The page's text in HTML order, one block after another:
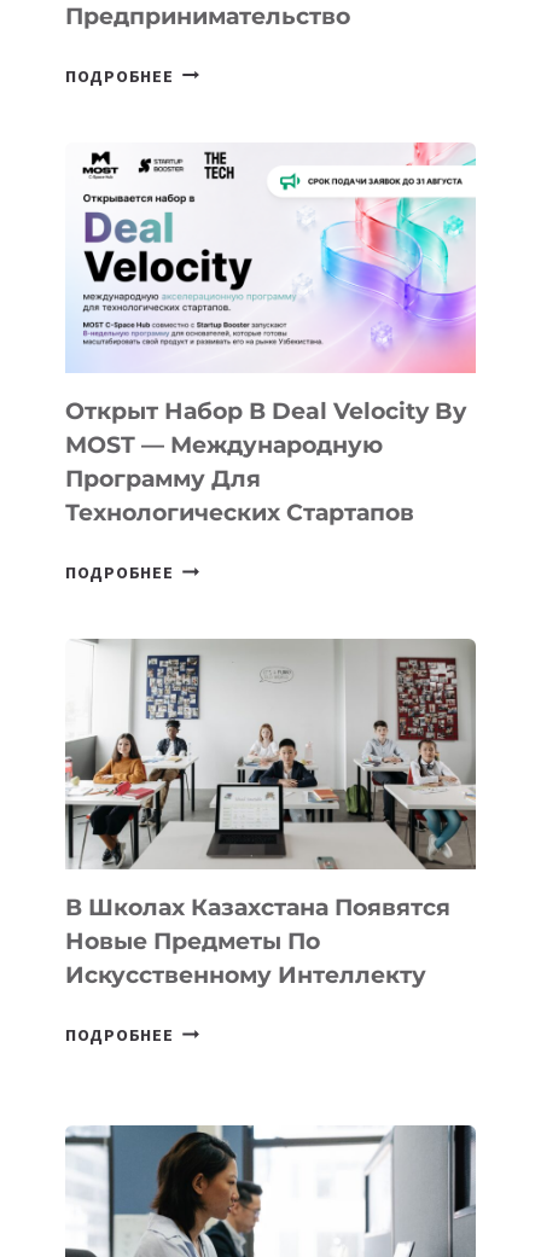
Предпринимательство
ПОДРОБНЕЕ ОТ
АЛМАТЫ:
AI
YOUTH
CAMP
ДАЛ
30
ПОДРОСТКАМ
БИЛЕТ
ПРЕДПРИНИМАТЕЛЬСТВО
Открыт Набор В Deal Velocity By
MOST — Международную
Программу Для
Технологических Стартапов
ПОДРОБНЕЕ ОТКРЫТ
DEAL
VELOCITY
BY
MOST
—
МЕЖДУНАРОДНУЮ
ПРОГРАММУ
ДЛЯ
ТЕХНОЛОГИЧЕСКИХ
В Школах Казахстана Появятся
Новые Предметы По
Искусственному Интеллекту
ПОДРОБНЕЕ В
НОВЫЕ
ПРЕДМЕТЫ
ПО
ИСКУССТВЕННОМУ